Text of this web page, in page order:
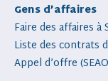
Gens d’affaires
Faire des affaires à
Liste des contrats
Appel d’offre